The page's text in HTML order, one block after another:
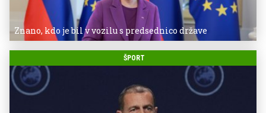
Znano, kdo je bil v vozilu s predsednico države
ŠPORT